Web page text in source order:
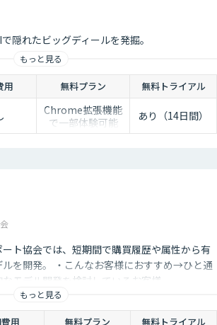
隠れたビッグディールを発掘。
もっと見る
用 無料プラン 無料トライアル
Chrome拡張機能
で一部体験可能
あり（14日間）
ト協会では、短期間で購買履歴や属性から有
を開発。 ・こんなお客様におすすめ→ひと通
モデル開発を検討しているお客様。
もっと見る
用 無料プラン 無料トライアル